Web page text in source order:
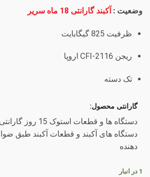
وضعیت : آکبند گارانتی 18 ماه سریر
ظرفیت 825 گیگابایت
ریجن CFI-2116 اروپا
تک دسته
گارانتی محصول:
دستگاه ها و قطعات
دستگاه های آکبند و قطعات آکبند طبق
دهنده
1 در انبار